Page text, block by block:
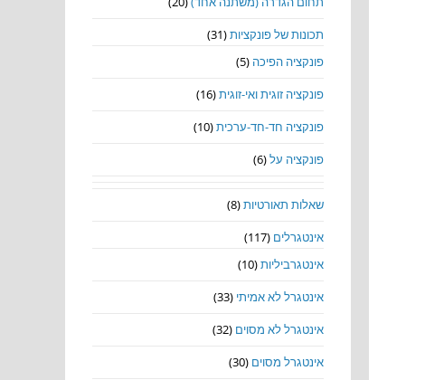
תכונות של פונקציות(31)
פונקציה הפיכה (5)
פונקציה זוגית ואי-זוגית(16)
פונקציה חד-חד-ערכית(10)
פונקציה על(6)
שאלות תאורטיות(8)
אינטגרלים (117)
אינטגרביליות(10)
אינטגרל לא אמיתי (33)
אינטגרל לא מסוים (32)
אינטגרל מסוים (30)